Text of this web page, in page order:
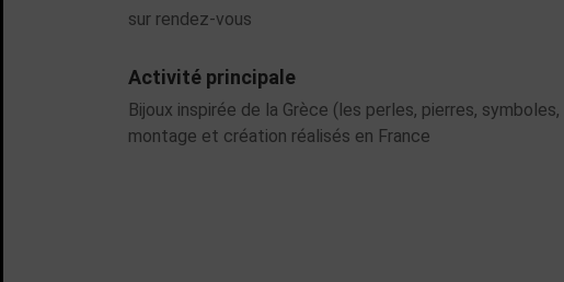
sur rendez-vous
Activité principale
Bijoux inspirée de la Grèce (les perles, pierres,
montage et création réalisés en France